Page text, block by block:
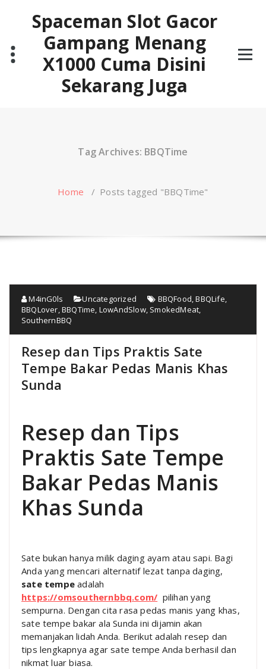
Spaceman Slot Gacor
Gampang Menang
X1000 Cuma Disini
Sekarang Juga
Tag Archives: BBQTime
Home / Posts tagged "BBQTime"
M4inG0ls Uncategorized BBQFood ,BBQLife
BBQLover ,BBQTime LowAndSlow, SmokedMeat
SouthernBBQ
Resep dan Tips Praktis Sate
Tempe Bakar Pedas Manis Khas
Sunda
Resep dan Tips
Praktis Sate Tempe
Bakar Pedas Manis
Khas Sunda
Sate bukan hanya milik daging ayam atau sapi. Bagi
Anda yang mencari alternatif lezat tanpa daging,
sate tempe adalah
https://omsouthernbbq.com/ pilihan yang
sempurna. Dengan cita rasa pedas manis yang khas,
sate tempe bakar ala Sunda ini dijamin akan
memanjakan lidah Anda. Berikut adalah resep dan
tips lengkapnya agar sate tempe Anda berhasil dan
nikmat luar biasa.